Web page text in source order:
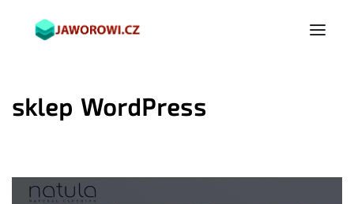
sklep WordPress